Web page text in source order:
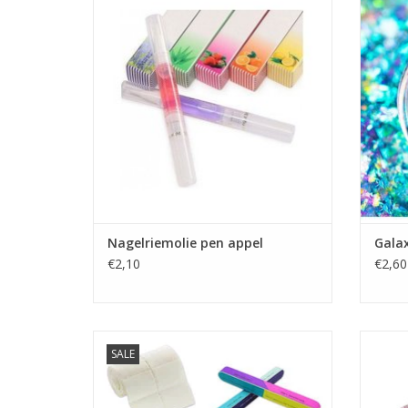
Showroom Zwijndrecht
Nagels groothandel
Prijzen zijn incl. BTW
Nagelriemolie pen appel
€2,10
Voor
€2,60
SALE
Biab opleidingen
BIAB Starter Pakket